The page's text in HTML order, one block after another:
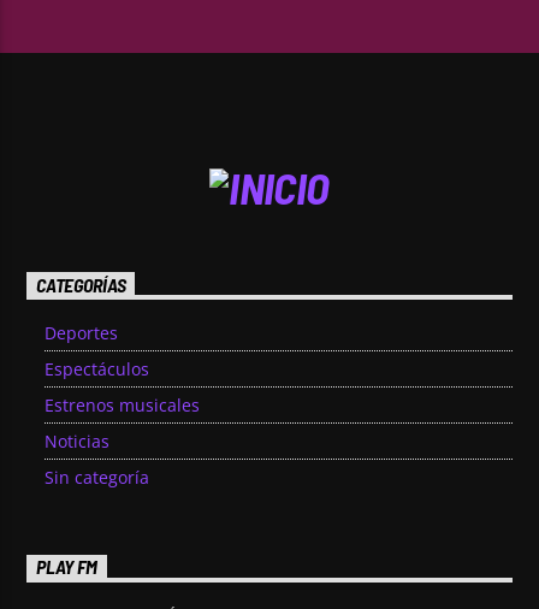
CATEGORÍAS
Deportes
Espectáculos
Estrenos musicales
Noticias
Sin categoría
PLAY FM